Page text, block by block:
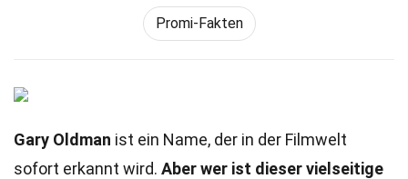
Promi-Fakten
Gary Oldman ist ein Name, der in der Filmwelt
sofort erkannt wird. Aber wer ist dieser vielseitige